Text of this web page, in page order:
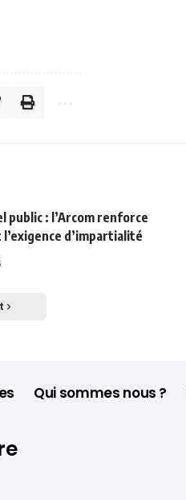
public : l’Arcom renforce
d’impartialité
Qui sommes nous ?